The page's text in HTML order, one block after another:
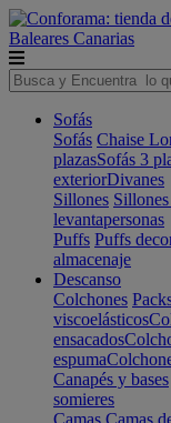
Baleares Canarias
Sofás
Sofás Chaise
plazasSofás 3
exteriorDivanes
Sillones
levantapersonas
Puffs Puffs
almacenaje
Descanso
Colchones
viscoelásticos
ensacados
espuma
Canapés y bases
somieres
Camas Camas